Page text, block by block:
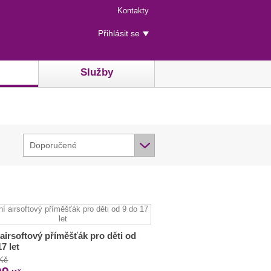
Menu
rychlého
přístupu
Kontakty
Uživatelské
menu
Přihlásit se
Služby
Doporučené
příměšťák pro děti od
let